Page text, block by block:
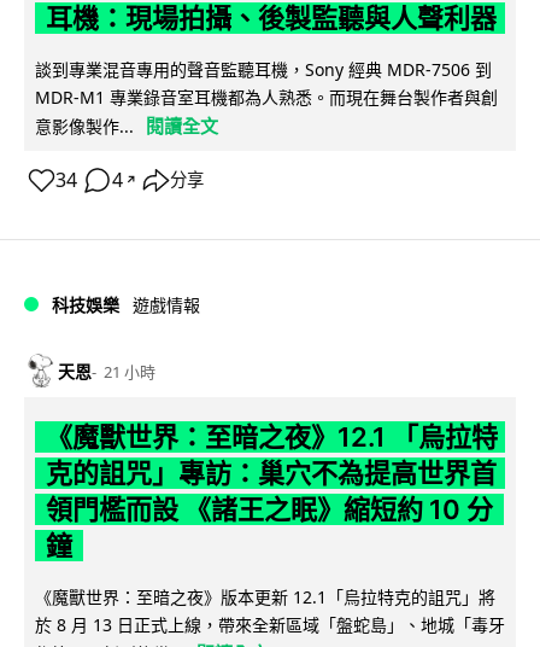
耳機：現場拍攝、後製監聽與人聲利器
談到專業混音專用的聲音監聽耳機，Sony 經典 MDR-7506 到
MDR-M1 專業錄音室耳機都為人熟悉。而現在舞台製作者與創
意影像製作...
閱讀全文
34 4 ↗ 分享
科技娛樂 遊戲情報
天恩 21 小時
《魔獸世界：至暗之夜》12.1 「烏拉特
克的詛咒」專訪：巢穴不為提高世界首
領門檻而設 《諸王之眠》縮短約 10 分
鐘
《魔獸世界：至暗之夜》版本更新 12.1「烏拉特克的詛咒」將
於 8 月 13 日正式上線，帶來全新區域「盤蛇島」、地城「毒牙